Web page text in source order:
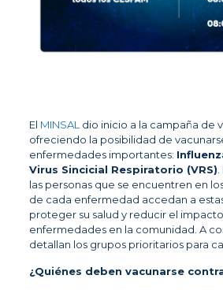
El MINSAL dio inicio a la campaña de
ofreciendo la posibilidad de
enfermedades importantes:
Virus Sincicial Respiratorio (VRS)
las personas que se encuentren en
de cada enfermedad accedan a
proteger su salud y reducir el
enfermedades en la comunidad. A
detallan los grupos prioritarios para
¿Quiénes deben vacunarse contra